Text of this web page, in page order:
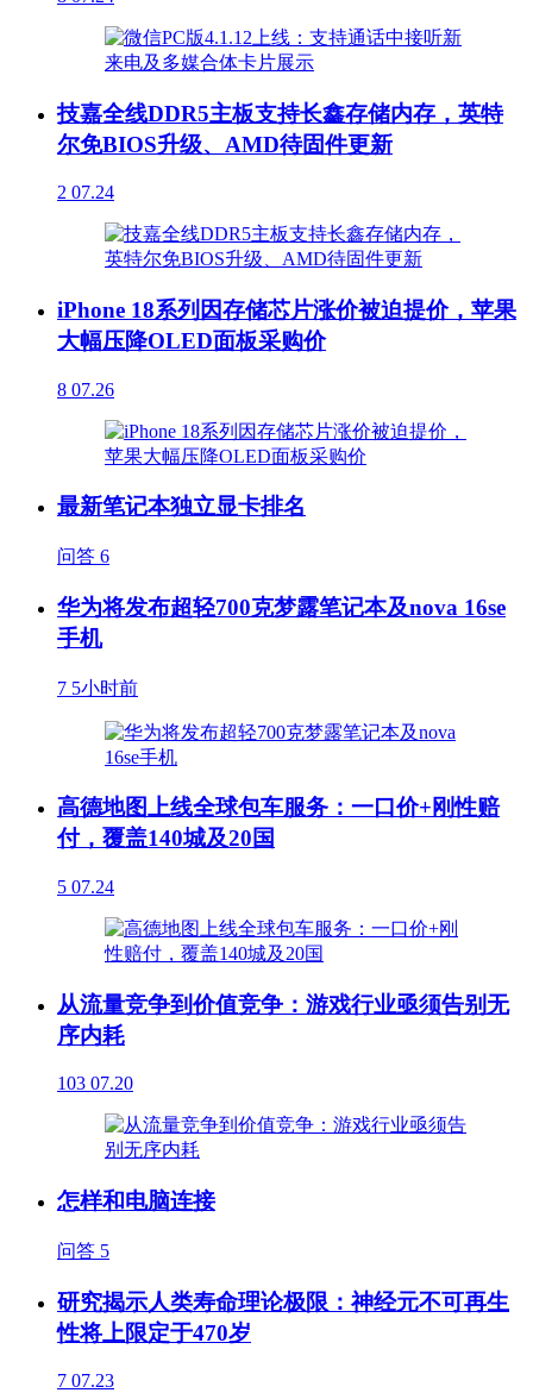
技嘉全线DDR5主板支持长鑫存储内存，英特
尔免BIOS升级、AMD待固件更新
2 07.24
iPhone 18系列因存储芯片涨价被迫提价，苹果
大幅压降OLED面板采购价
8 07.26
最新笔记本独立显卡排名
问答 6
华为将发布超轻700克梦露笔记本及nova 16se
手机
7 5小时前
高德地图上线全球包车服务：一口价+刚性赔
付，覆盖140城及20国
5 07.24
从流量竞争到价值竞争：游戏行业亟须告别无
序内耗
103 07.20
怎样和电脑连接
问答 5
研究揭示人类寿命理论极限：神经元不可再生
性将上限定于470岁
7 07.23